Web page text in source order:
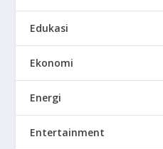
Edukasi
Ekonomi
Energi
Entertainment